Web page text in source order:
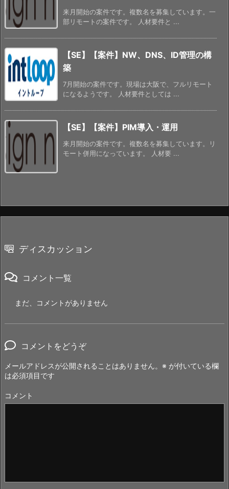
来月開始の案件です。複数名を募集しています。一
部リモートの案件です。 人材要件と ...
【SE】【案件】NW、DNS、ID管理の構
築
7月開始の案件です。現場は大阪で、フルリモート
になるようです。 人材要件としては ...
【SE】【案件】PIM導入・運用
来月開始の案件です。複数名を募集しています。リ
モート併用になっています。 人材要 ...
ディスカッション
コメント一覧
まだ、コメントがありません
コメントをどうぞ
メールアドレスが公開されることはありません。 ※ が付いている欄
は必須項目です
コメント